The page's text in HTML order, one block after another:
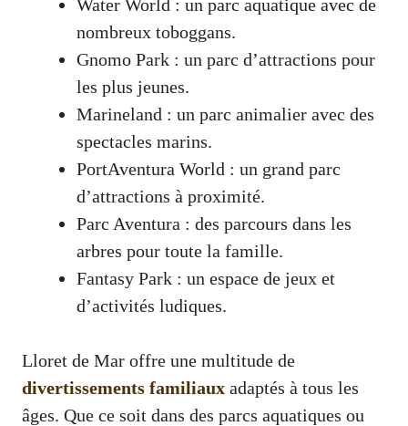
Water World : un parc aquatique avec de
nombreux toboggans.
Gnomo Park : un parc d’attractions pour
les plus jeunes.
Marineland : un parc animalier avec des
spectacles marins.
PortAventura World : un grand parc
d’attractions à proximité.
Parc Aventura : des parcours dans les
arbres pour toute la famille.
Fantasy Park : un espace de jeux et
d’activités ludiques.
Lloret de Mar offre une multitude de
divertissements familiaux adaptés à tous les
âges. Que ce soit dans des parcs aquatiques ou